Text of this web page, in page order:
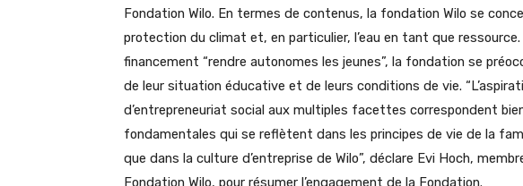
Fondation Wilo. En termes de contenus, la fondation Wilo se
protection du climat et, en particulier, l’eau en tant que
financement “rendre autonomes les jeunes”, la fondation se
de leur situation éducative et de leurs conditions de vie.
d’entrepreneuriat social aux multiples facettes correspondent
fondamentales qui se reflètent dans les principes de vie de la
que dans la culture d’entreprise de Wilo”, déclare Evi Hoch,
Fondation Wilo, pour résumer l’engagement de la Fondation.